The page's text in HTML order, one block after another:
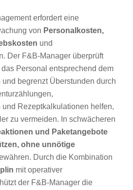
erfordert eine
von Personalkosten,
und
Der F&B-Manager überprüft
Personal entsprechend dem
begrenzt Überstunden durch
Rezeptkalkulationen helfen,
zu vermeiden. In schwächeren
und Paketangebote
ohne unnötige
Durch die Kombination
mit operativer
der F&B-Manager die